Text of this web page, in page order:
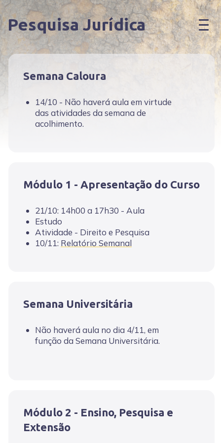
Pesquisa Jurídica
Semana Caloura
14/10 - Não haverá aula em virtude
das atividades da semana de
acolhimento.
Módulo 1 - Apresentação do Curso
21/10: 14h00 a 17h30 - Aula
Estudo
Atividade - Direito e Pesquisa
10/11: Relatório Semanal
Semana Universitária
Não haverá aula no dia 4/11, em
função da Semana Universitária.
Módulo 2 - Ensino, Pesquisa e
Extensão